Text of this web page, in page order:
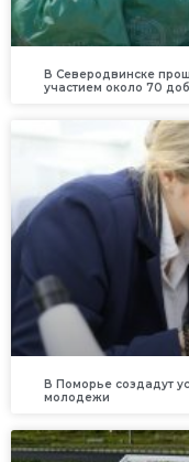
В Северодвинске
участием около 70
В Поморье создадут
молодежи